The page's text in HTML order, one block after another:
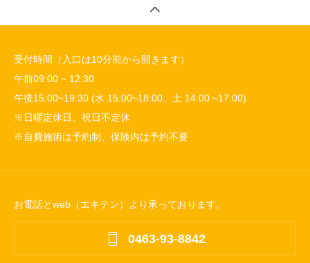
受付時間（入口は10分前から開きます）
午前09:00 ~ 12:30
午後15:00~19:30 (水 15:00~18:00、土 14:00 ~17:00)
※日曜定休日、祝日不定休
※自費施術は予約制、保険内は予約不要
お電話とweb（エキテン）より承っております。
 0463-93-8842